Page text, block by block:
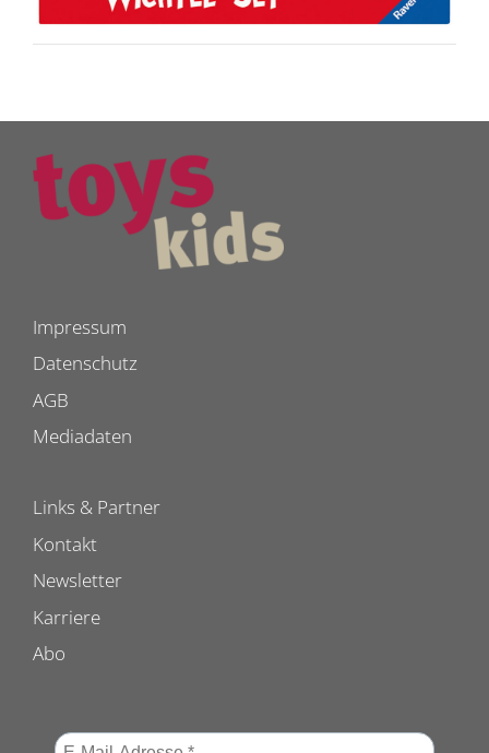
Impressum
Datenschutz
AGB
Mediadaten
Links & Partner
Kontakt
Newsletter
Karriere
Abo